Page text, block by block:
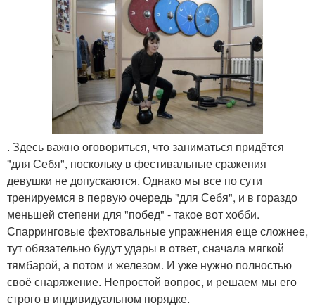
. Здесь важно оговориться, что заниматься придётся
"для Себя", поскольку в фестивальные сражения
девушки не допускаются. Однако мы все по сути
тренируемся в первую очередь "для Себя", и в гораздо
меньшей степени для "побед" - такое вот хобби.
Спарринговые фехтовальные упражнения еще сложнее,
тут обязательно будут удары в ответ, сначала мягкой
тямбарой, а потом и железом. И уже нужно полностью
своё снаряжение. Непростой вопрос, и решаем мы его
строго в индивидуальном порядке.